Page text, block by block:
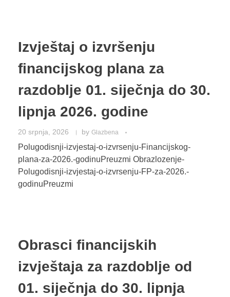
Neposredan uvid u rad Školskog odbora
Pravilnici
Odluke
Godišnji plan i program
Školski kurikulum
Izvješće o radu
Financijski plan
Plan nabave
Pravo na pristup informacijama
Politika privatnosti
Nastava
Odjeli
Natjecanja
Galerija
Kontakt
Izvještaj o izvršenju
financijskog plana za
razdoblje 01. siječnja do 30.
lipnja 2026. godine
20 srpnja, 2026 by Glazbena
Polugodisnji-izvjestaj-o-izvrsenju-Financijskog-
plana-za-2026.-godinuPreuzmi Obrazlozenje-
Polugodisnji-izvjestaj-o-izvrsenju-FP-za-2026.-
godinuPreuzmi
Obrasci financijskih
izvještaja za razdoblje od
01. siječnja do 30. lipnja